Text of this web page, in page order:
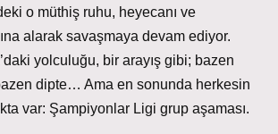
o müthiş ruhu, heyecanı ve
alarak savaşmaya devam ediyor.
yolculuğu, bir arayış gibi; bazen
dipte… Ama en sonunda herkesin
var: Şampiyonlar Ligi grup aşaması.